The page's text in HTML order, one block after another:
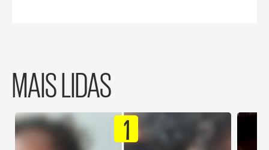
MAIS LIDAS
1